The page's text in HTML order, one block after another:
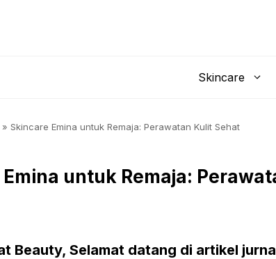
Skincare
» Skincare Emina untuk Remaja: Perawatan Kulit Sehat
untuk Remaja:
Beauty, Selamat datang di artikel